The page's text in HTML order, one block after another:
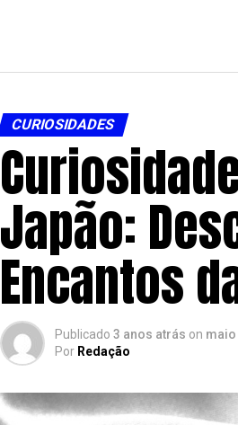
CURIOSIDADES
Japão:
Encantos
Publicado 3 anos atrás on maio
Por Redação